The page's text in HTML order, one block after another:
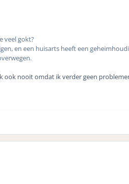
veel gokt?
en een huisarts heeft een
nooit omdat ik verder geen